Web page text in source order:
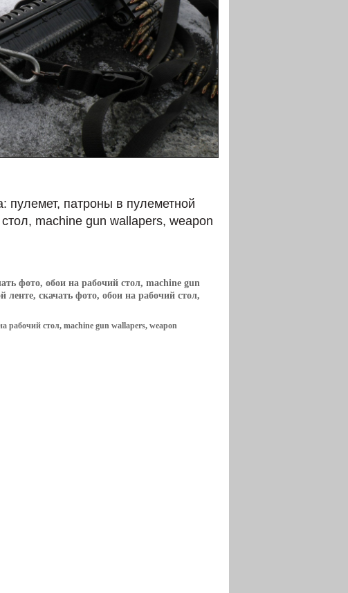
пулемет, патроны в пулеметной
machine gun wallapers, weapon
фото, обои на рабочий стол, machine gun
ленте, скачать фото, обои на рабочий стол,
рабочий стол, machine gun wallapers, weapon